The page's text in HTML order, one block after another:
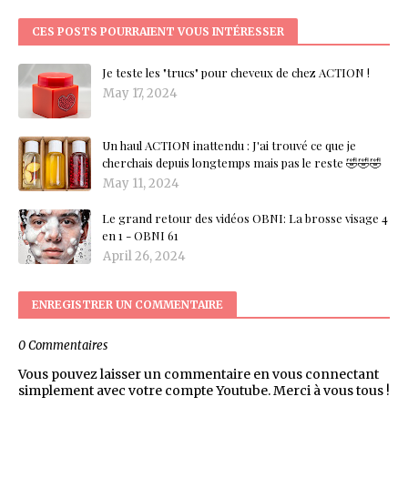
CES POSTS POURRAIENT VOUS INTÉRESSER
Je teste les "trucs" pour cheveux de chez ACTION !
May 17, 2024
Un haul ACTION inattendu : J'ai trouvé ce que je
cherchais depuis longtemps mais pas le reste 🤣🤣🤣
May 11, 2024
Le grand retour des vidéos OBNI: La brosse visage 4
en 1 - OBNI 61
April 26, 2024
ENREGISTRER UN COMMENTAIRE
0 Commentaires
Vous pouvez laisser un commentaire en vous connectant
simplement avec votre compte Youtube. Merci à vous tous !